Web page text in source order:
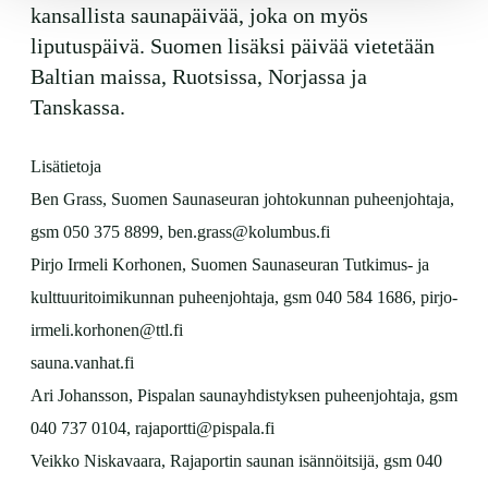
LUE LISÄÄ
kansallista saunapäivää, joka on myös
liputuspäivä. Suomen lisäksi päivää vietetään
Baltian maissa, Ruotsissa, Norjassa ja
Tanskassa.
Lisätietoja
Ben Grass, Suomen Saunaseuran johtokunnan puheenjohtaja,
gsm 050 375 8899, ben.grass@kolumbus.fi
Pirjo Irmeli Korhonen, Suomen Saunaseuran Tutkimus- ja
kulttuuritoimikunnan puheenjohtaja, gsm 040 584 1686, pirjo-
irmeli.korhonen@ttl.fi
sauna.vanhat.fi
Ari Johansson, Pispalan saunayhdistyksen puheenjohtaja, gsm
040 737 0104, rajaportti@pispala.fi
Veikko Niskavaara, Rajaportin saunan isännöitsijä, gsm 040